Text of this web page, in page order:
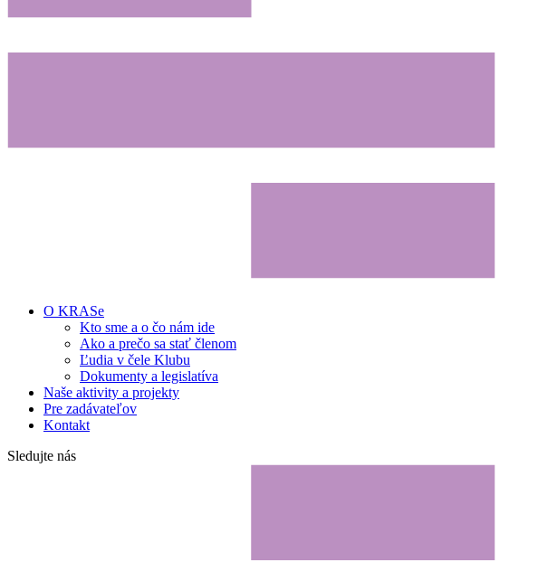
O KRASe
Kto sme a o čo nám ide
Ako a prečo sa stať členom
Ľudia v čele Klubu
Dokumenty a legislatíva
Naše aktivity a projekty
Pre zadávateľov
Kontakt
Sledujte nás